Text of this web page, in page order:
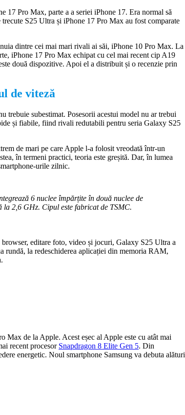
17 Pro Max, parte a a seriei iPhone 17. Era normal să
S25 Ultra și iPhone 17 Pro Max au fost comparate
dintre cei mai mari rivali ai săi, iPhone 10 Pro Max. La
iPhone 17 Pro Max echipat cu cel mai recent cip A19
două dispozitive. Apoi el a distribuit și o recenzie prin
de viteză
trebuie subestimat. Posesorii acestui model nu ar trebui
și fiabile, fiind rivali redutabili pentru seria Galaxy S25
de mari pe care Apple l-a folosit vreodată într-un
în termeni practici, teoria este greșită. Dar, în lumea
urile zilnic.
6 nuclee împărțite în două nuclee de
2,6 GHz. Cipul este fabricat de TSMC.
editare foto, video și jocuri, Galaxy S25 Ultra a
rundă, la redeschiderea aplicației din memoria RAM,
Max de la Apple. Acest eșec al Apple este cu atât mai
recent procesor Snapdragon 8 Elite Gen 5. Din
energetic. Noul smartphone Samsung va debuta alături